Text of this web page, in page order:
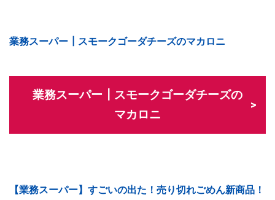
業務スーパー┃スモークゴーダチーズのマカロニ
業務スーパー┃スモークゴーダチーズの
マカロニ
【業務スーパー】すごいの出た！売り切れごめん新商品！